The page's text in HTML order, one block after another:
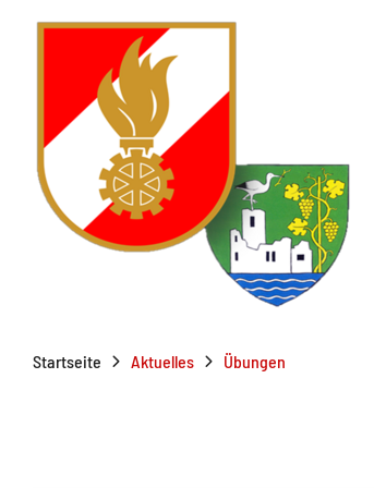
Startseite Aktuelles Übungen